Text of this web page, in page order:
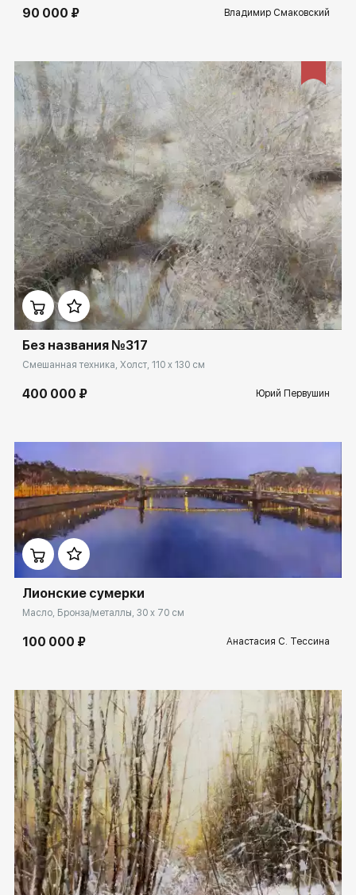
90 000 ₽ Владимир Смаковский
Домен: rakovgallery.ru
Без названия №317
Смешанная техника, Холст, 110 x 130 см
400 000 ₽ Юрий Первушин
Домен: rakovgallery.ru
Лионские сумерки
Масло, Бронза/металлы, 30 x 70 см
100 000 ₽ Анастасия С. Тессина